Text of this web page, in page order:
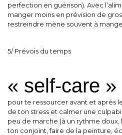
perfection en guérison). Avec
manger moins en prévision de
restreindre mène souvent à
5/ Prévois du temps
« self-care »
pour te ressourcer avant et après
de ton stress et calmer une
peu de marche (à un rythme doux,
ton conjoint, faire de la peinture,